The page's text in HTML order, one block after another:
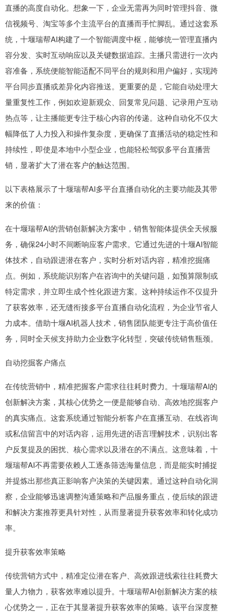
直播的高度自动化。想象一下，企业无需再为同时管理抖音、微
信视频号、淘宝等多个主流平台的直播而手忙脚乱。通过这套系
统，十堰瑞帮AI构建了一个智能调度中枢，能够统一管理直播内
容分发、实时互动响应以及关键数据追踪。主播只需进行一次内
容准备，系统便能智能适配不同平台的规则和用户偏好，实现跨
平台同步直播或差异化内容推送。更重要的是，它能自动处理大
量重复性工作，例如欢迎新观众、回复常见问题、记录用户互动
热点等，让主播能更专注于核心内容的传递。这种自动化不仅大
幅降低了人力投入和操作复杂度，更确保了直播活动的稳定性和
持续性，即使是本地中小型企业，也能轻松驾驭多平台直播营
销，显著扩大了潜在客户的触达范围。
以下表格展示了十堰瑞帮AI多平台直播自动化的主要功能及其带
来的价值：
在十堰瑞帮AI的营销创新解决方案中，销售智能体提供全天候服
务，确保24小时不间断响应客户需求。它通过先进的十堰AI智能
体技术，自动跟进潜在客户，实时分析对话内容，精准挖掘痛
点。例如，系统能识别客户在咨询中的关键问题，如预算限制或
特定需求，并立即生成个性化跟进方案。这种持续运作不仅提升
了获客效率，还无缝衔接多平台直播自动化流程，为企业节省人
力成本。借助十堰AI机器人技术，销售团队能更专注于高价值任
务，同时全天候支持助力企业数字化转型，突破传统销售瓶颈。
自动挖掘客户痛点
在传统营销中，精准把握客户需求往往耗时费力。十堰瑞帮AI的
创新解决方案，其核心优势之一便是能够自动、高效地挖掘客户
的真实痛点。这套系统通过智能分析客户在直播互动、在线咨询
或私信留言中的对话内容，运用先进的语言理解技术，识别出客
户反复提及的困扰、核心需求以及潜在的不满点。这意味着，十
堰瑞帮AI不再需要依赖人工逐条筛选海量信息，而是能实时捕捉
并提炼出那些真正影响客户决策的关键因素。通过这种自动化洞
察，企业能够迅速调整沟通策略和产品服务重点，使后续的跟进
和解决方案推荐更具针对性，从而显著提升获客效率和转化成功
率。
提升获客效率策略
传统营销方式中，精准定位潜在客户、高效跟进线索往往耗费大
量人力物力，获客效率难以提升。十堰瑞帮AI创新解决方案的核
心优势之一，正在于其显著提升获客效率的策略。该平台深度整